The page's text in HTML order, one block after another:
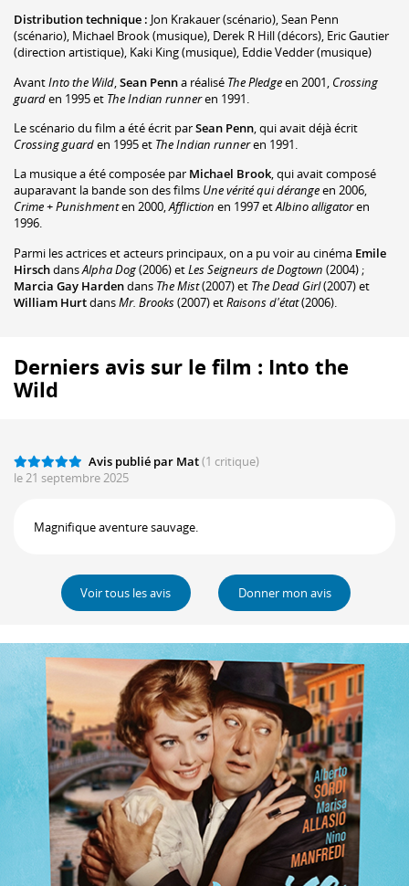
Distribution technique : Jon Krakauer(scénario),Sean Penn
(scénario), Michael Brook(musique), Derek R Hill(décors), Eric Gautier
(direction artistique), Kaki King(musique), Eddie Vedder(musique)
AvantInto the Wild,Sean Penna réalisé The Pledgeen 2001, Crossing
guarden 1995 et The Indian runneren 1991.
Le scénario du film a été écrit parSean Penn, qui avait déjà écrit
Crossing guarden 1995 et The Indian runneren 1991.
La musique a été composée par Michael Brook, qui avait composé
auparavant la bande son des films Une vérité qui dérangeen 2006,
Crime + Punishmenten 2000,Affliction en 1997 etAlbino alligatoren
1996.
Parmi les actrices et acteurs principaux, on a pu voir au cinéma Emile
HirschdansAlpha Dog(2006) etLes Seigneurs de Dogtown (2004) ;
Marcia Gay Hardendans The Mist(2007) et The Dead Girl(2007) et
William HurtdansMr. Brooks(2007) etRaisons d'état(2006).
Derniers avis sur le film : Into the
Wild
Avis publié par Mat(1 critique)
le 21 septembre 2025
Magnifique aventure sauvage.
Voir tous les avis Donner mon avis